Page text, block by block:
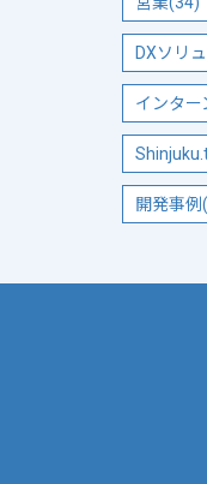
DXソリ
インター
開発事例